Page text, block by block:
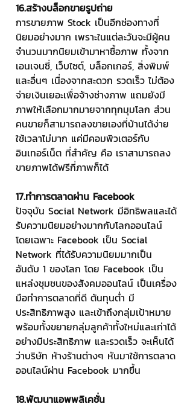
16.สร้างบล็อกขายรูปถ่าย
การขายภาพ Stock เป็นอีกช่องทางที่
นิยมอย่างมาก เพราะในแต่ละวันจะมีผู้คน
จำนวนมากนิยมเข้ามาหาซื้อภาพ ทั้งจาก
เอนเจนซี่, เว็บไซต์, บล็อกเกอร์, สิ่งพิมพ์
และอื่นๆ เนื่องจากสะดวก รวดเร็ว ไม่ต้อง
จ่ายเงินเยอะเพื่อจ้างช่างภาพ แถมยังมี
ภาพให้เลือกมากมายจากทุกมุมโลก ส่วน
คนขายก็สามารถลงขายเองที่บ้านได้ง่าย
ใช้เวลาไม่มาก แค่มีคอมพิวเตอร์กับ
อินเทอร์เน็ต ที่สำคัญ คือ เราสามารถลง
ขายภาพได้ฟรีกี่ภาพก็ได้
17.ทำการตลาดผ่าน Facebook
ปัจจุบัน Social Network มีอิทธิพลและได้
รับความนิยมอย่างมากกับโลกออนไลน์
โดยเฉพาะ Facebook เป็น Social
Network ที่ได้รับความนิยมมากเป็น
อันดับ 1 ของโลก โดย Facebook เป็น
แหล่งชุมชนของสังคมออนไลน์ เป็นเครื่อง
มือทำการตลาดที่ดี ต้นทุนต่ำ มี
ประสิทธิภาพสูง และเข้าถึงกลุ่มเป้าหมาย
พร้อมทั้งขยายกลุ่มลูกค้าทั้งใหม่และเก่าได้
อย่างมีประสิทธิภาพ และรวดเร็ว จะเห็นได้
ว่าบริษัท ห้างร้านต่างๆ หันมาใช้การตลาด
ออนไลน์ผ่าน Facebook มากขึ้น
18.พัฒนาแอพพลิเคชั่น